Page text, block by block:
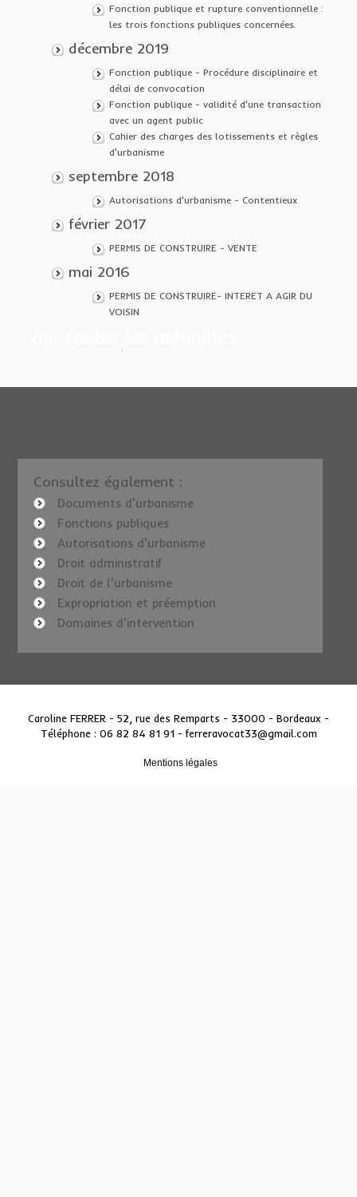
Fonction publique et rupture conventionnelle :
les trois fonctions publiques concernées.
décembre 2019
Fonction publique - Procédure disciplinaire et
délai de convocation
Fonction publique - validité d'une transaction
avec un agent public
Cahier des charges des lotissements et règles
d'urbanisme
septembre 2018
Autorisations d'urbanisme - Contentieux
février 2017
PERMIS DE CONSTRUIRE - VENTE
mai 2016
PERMIS DE CONSTRUIRE- INTERET A AGIR DU
VOISIN
Consultez également :
Documents d'urbanisme
Fonctions publiques
Autorisations d'urbanisme
Droit administratif
Droit de l'urbanisme
Expropriation et préemption
Domaines d'intervention
Caroline FERRER - 52, rue des Remparts - 33000 - Bordeaux -
Téléphone : 06 82 84 81 91 - ferreravocat33@gmail.com
Mentions légales